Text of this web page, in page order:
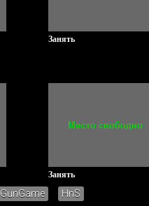
Занять
Занять
GunGame HnS